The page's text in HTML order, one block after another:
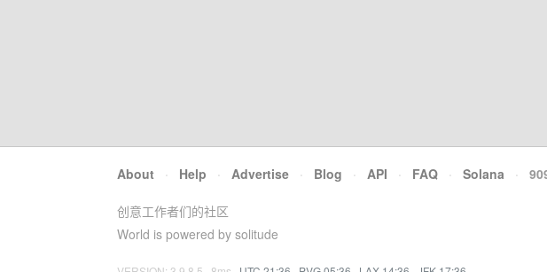
About · Help · Advertise · Blog · API · FAQ · Solana ·
创意工作者们的社区
World is powered by solitude